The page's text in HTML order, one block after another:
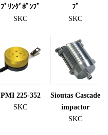
ﾌﾟﾘﾝｸﾞﾎﾟﾝﾌﾟ
SKC
ﾌﾟ
SKC
PMI 225-352
SKC
Sioutas Cascade
impactor
SKC